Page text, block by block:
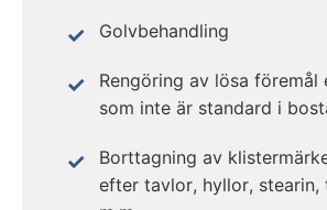
Golvbehandling
Rengöring av lösa föremål
som inte är standard i
Borttagning av
efter tavlor, hyllor, stearin,